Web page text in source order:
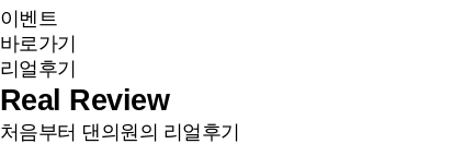
이벤트
바로가기
리얼후기
Real Review
처음부터 댄의원의 리얼후기